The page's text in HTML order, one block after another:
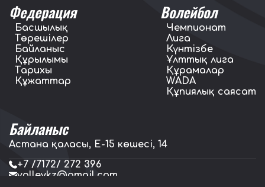
Федерация
Басшылық
Төрешілер
Байланыс
Құрылымы
Тарихы
Құжаттар
Волейбол
Чемпионат
Лига
Күнтізбе
Ұлттық лига
Құрамалар
WADA
Құпиялық саясат
Байланыс
Астана қаласы, E-15 көшесі, 14
+7 /7172/ 272 396
volleykz@gmail.com